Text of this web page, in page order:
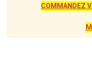
COMMANDEZ